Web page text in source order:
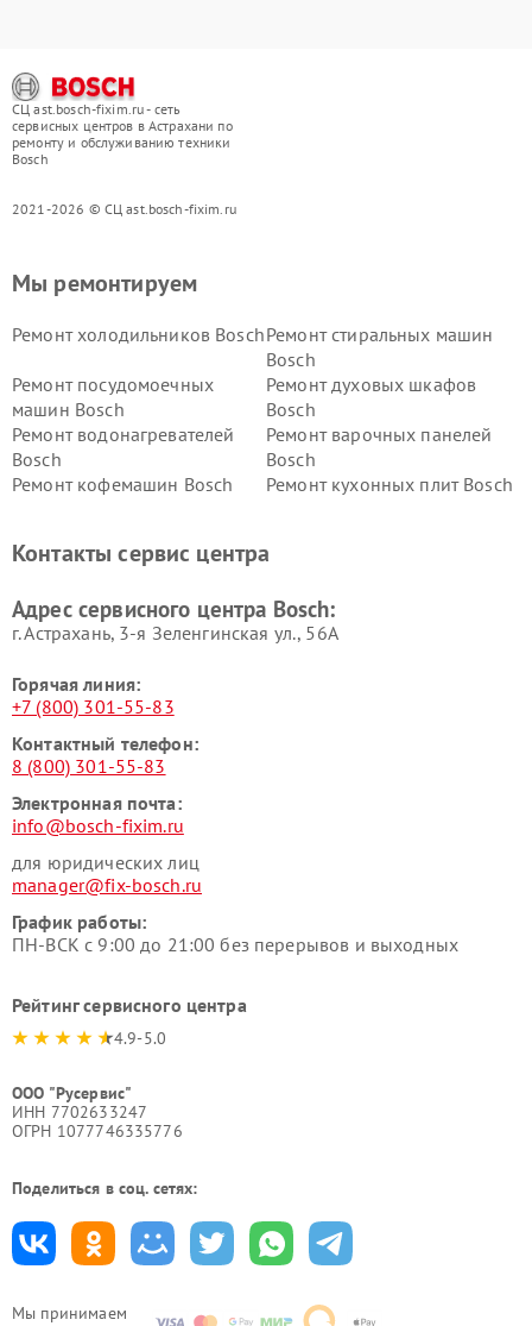
СЦ ast.bosch-fixim.ru - сеть
сервисных центров в Астрахани по
ремонту и обслуживанию техники
Bosch
2021-2026 © СЦ ast.bosch-fixim.ru
Мы принимаем
Мы ремонтируем
Ремонт холодильников BoschРемонт стиральных машин
Bosch
Ремонт посудомоечных
машин Bosch
Ремонт духовых шкафов
Bosch
Ремонт водонагревателей
Bosch
Ремонт варочных панелей
Bosch
Ремонт кофемашин Bosch
Ремонт кухонных плит Bosch
Ремонт сушильных автоматовРемонт морозильных камер
Контакты сервис центра
Адрес сервисного центра Bosch:
г. Астрахань, 3-я Зеленгинская ул., 56А
Горячая линия:
+7 (800) 301-55-83
Контактный телефон:
8 (800) 301-55-83
Электронная почта:
info@bosch-fixim.ru
для юридических лиц
manager@fix-bosch.ru
График работы:
ПН-ВСК с 9:00 до 21:00 без перерывов и выходных
Рейтинг сервисного центра
4.9-5.0
ООО "Русервис"
ИНН 7702633247
ОГРН 1077746335776
Поделиться в соц. сетях: